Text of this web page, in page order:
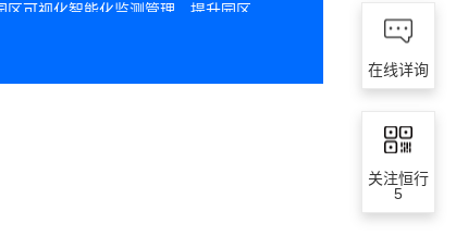
区可视化智能化监测管理，提升园区
在线详询
关注恒行
5